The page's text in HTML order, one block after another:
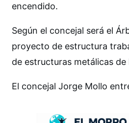
encendido.
Según el concejal será el
proyecto de estructura
de estructuras metálicas
El concejal Jorge Mollo